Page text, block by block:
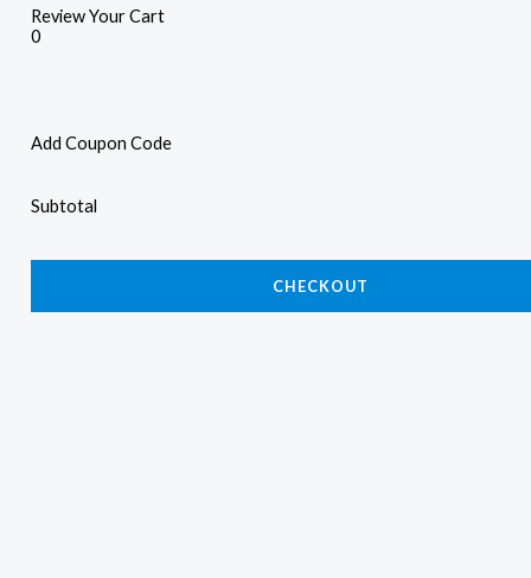
Review Your Cart
0
Add Coupon Code
Subtotal
CHECKOUT